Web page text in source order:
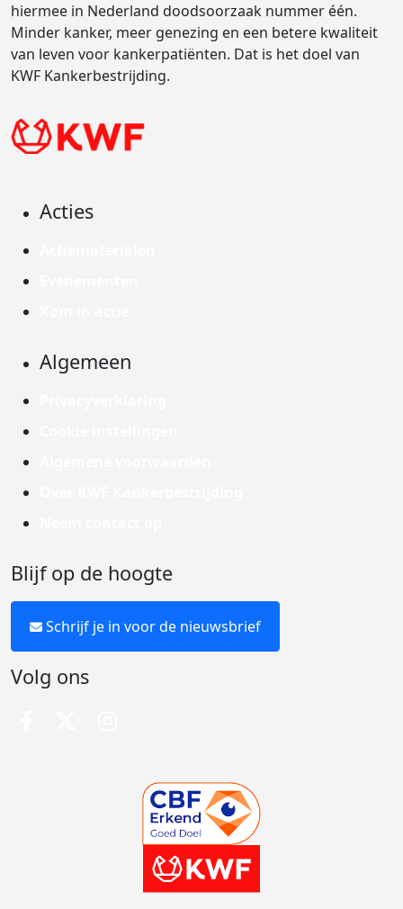
hiermee in Nederland doodsoorzaak nummer één.
Minder kanker, meer genezing en een betere kwaliteit
van leven voor kankerpatiënten. Dat is het doel van
KWF Kankerbestrijding.
Acties
Algemeen
Blijf op de hoogte
Schrijf je in voor de nieuwsbrief
Volg ons